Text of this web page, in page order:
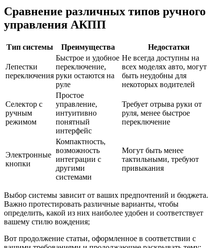
Сравнение различных типов ручного
управления АКПП
Тип системы Преимущества Недостатки
Лепестки
переключения
Быстрое и удобное
переключение,
руки остаются на
руле
Не всегда доступны на
всех моделях авто, могут
быть неудобны для
некоторых водителей
Селектор с
ручным
режимом
Простое
управление,
интуитивно
понятный
интерфейс
Требует отрыва руки от
руля, менее быстрое
переключение
Электронные
кнопки
Компактность,
возможность
интеграции с
другими
системами
Могут быть менее
тактильными, требуют
привыкания
Выбор системы зависит от ваших предпочтений и бюджета.
Важно протестировать различные варианты, чтобы
определить, какой из них наиболее удобен и соответствует
вашему стилю вождения;
Вот продолжение статьи, оформленное в соответствии с